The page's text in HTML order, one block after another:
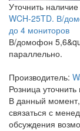
Уточнить наличие
WCH-25TD. В/
до 4 мониторов
В/домофон
параллельно.
Производитель:
Розница уточнить
В данный
связаться с
обсуждения